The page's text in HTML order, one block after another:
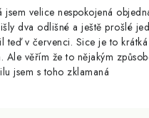
jsem velice nespokojená
dva odlišné a ještě prošlé
teď v červenci. Sice je to
Ale věřím že to nějakým
jsem s toho zklamaná